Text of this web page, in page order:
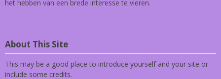
het hebben van een brede interesse te vieren.
About This Site
This may be a good place to introduce yourself and your site or
include some credits.